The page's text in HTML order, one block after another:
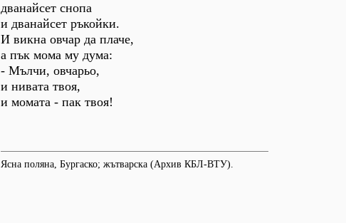
дванайсет снопа
и дванайсет ръкойки.
И викна овчар да плаче,
а пък мома му дума:
- Мълчи, овчарьо,
и нивата твоя,
и момата - пак твоя!
Ясна поляна, Бургаско; жътварска (Архив КБЛ-ВТУ).